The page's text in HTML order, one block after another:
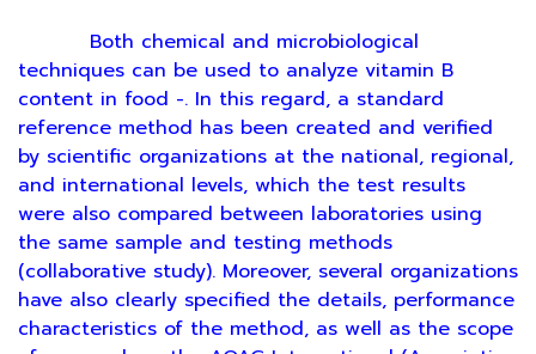
Both chemical and microbiological
techniques can be used to analyze vitamin B
content in food -. In this regard, a standard
reference method has been created and verified
by scientific organizations at the national, regional,
and international levels, which the test results
were also compared between laboratories using
the same sample and testing methods
(collaborative study). Moreover, several organizations
have also clearly specified the details, performance
characteristics of the method, as well as the scope